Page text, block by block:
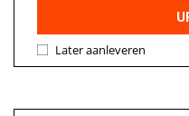
Later aanleveren